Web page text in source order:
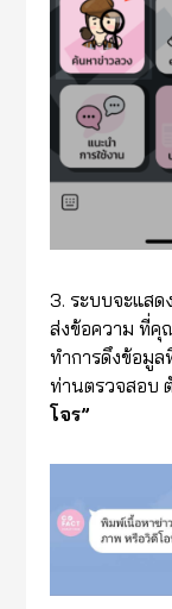
3. ระบบจะแสด
ส่งข้อความ ที่คุ
ทำการดึงข้อมูล
ท่านตรวจสอบ
โจร”